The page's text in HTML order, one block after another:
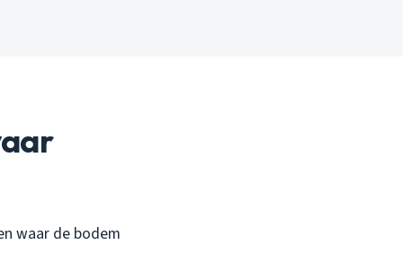
waar de bodem